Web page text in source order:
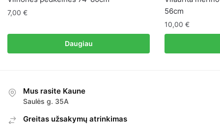
7,00 €
Daugiau
56cm
10,00 €
Mus rasite Kaune
Saulės g. 35A
Greitas užsakymų atrinkimas